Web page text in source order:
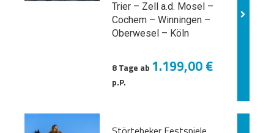
Trier – Zell a.d. Mosel –
Cochem – Winningen –
Oberwesel – Köln
8 Tage ab 1.199,00 €
p.P.